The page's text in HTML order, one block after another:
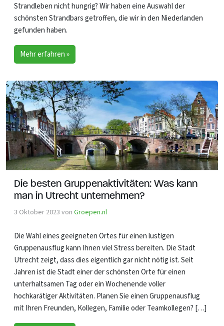
Strandleben nicht hungrig? Wir haben eine Auswahl der
schönsten Strandbars getroffen, die wir in den Niederlanden
gefunden haben.
Mehr erfahren »
Die besten Gruppenaktivitäten: Was kann
man in Utrecht unternehmen?
3 Oktober 2023 von Groepen.nl
Die Wahl eines geeigneten Ortes für einen lustigen
Gruppenausflug kann Ihnen viel Stress bereiten. Die Stadt
Utrecht zeigt, dass dies eigentlich gar nicht nötig ist. Seit
Jahren ist die Stadt einer der schönsten Orte für einen
unterhaltsamen Tag oder ein Wochenende voller
hochkarätiger Aktivitäten. Planen Sie einen Gruppenausflug
mit Ihren Freunden, Kollegen, Familie oder Teamkollegen? […]